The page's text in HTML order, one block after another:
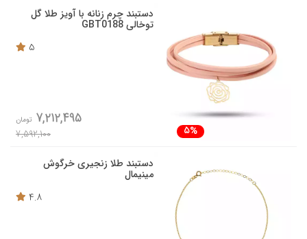
دستبند چرم زنانه با آویز طلا گل
توخالی GBT0188
5
5%
7,212,495 تومان
7,592,100
دستبند طلا زنجیری خرگوش
مینیمال
4.8